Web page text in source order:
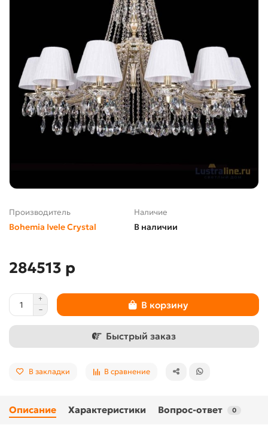
Производитель
Bohemia Ivele Crystal
Наличие
В наличии
284513 р
В корзину
Быстрый заказ
В закладки В сравнение
Описание Характеристики Вопрос-ответ 0